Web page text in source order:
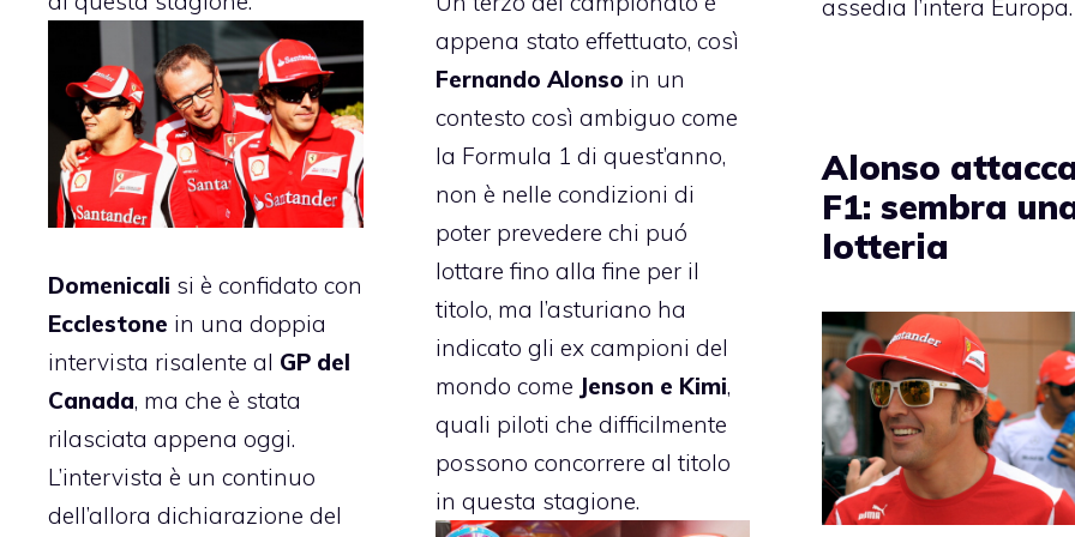
assedia l’intera Europa.
Domenicali si è confidato con
Ecclestone in una doppia
intervista risalente al GP del
Canada, ma che è stata
rilasciata appena oggi.
L’intervista è un continuo
dell’allora dichiarazione del
appena stato effettuato, così
Fernando Alonso in un
contesto così ambiguo come
la Formula 1 di quest’anno,
non è nelle condizioni di
poter prevedere chi puó
lottare fino alla fine per il
titolo, ma l’asturiano ha
indicato gli ex campioni del
mondo come Jenson e Kimi,
quali piloti che difficilmente
possono concorrere al titolo
in questa stagione.
Alonso
F1: sembra
lotteria